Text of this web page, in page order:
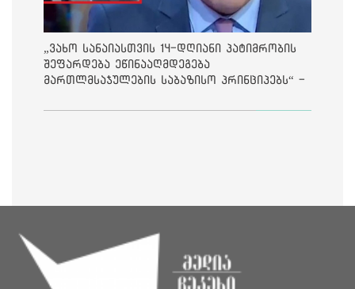
„ვახო სანაიასთვის 14-დღიანი პატიმრობის
შეფარდება ეწინააღმდეგება
მართლმსაჯულების საბაზისო პრინციპებს“ -